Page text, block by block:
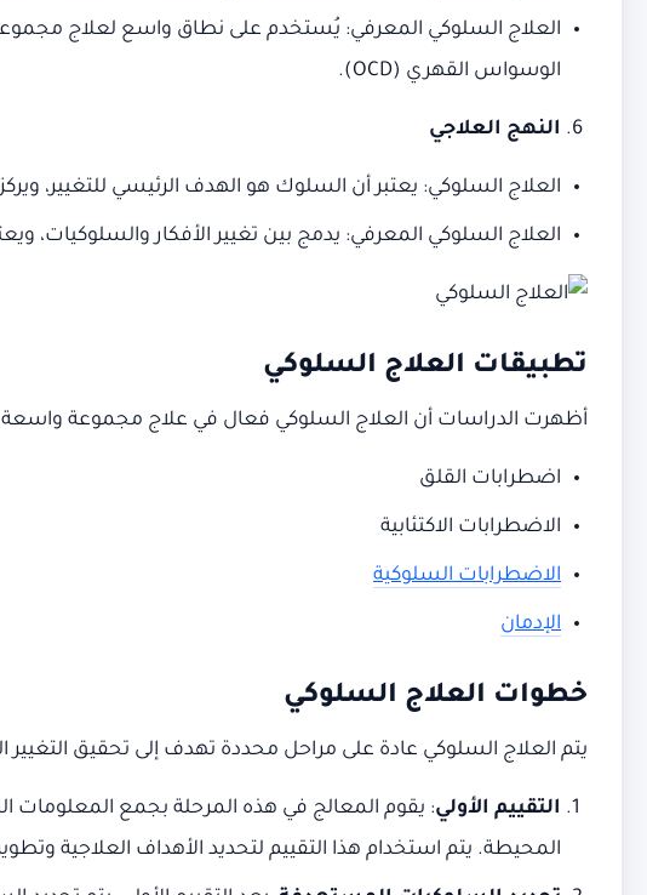
العلاج السلوكي المعرفي: يُستخدم على نطاق واسع لعلاج
الوسواس القهري (OCD).
النهج العلاجي
العلاج السلوكي: يعتبر أن السلوك هو الهدف الرئيسي للتغيير،
العلاج السلوكي المعرفي: يدمج بين تغيير الأفكار والسلوكيات،
تطبيقات العلاج السلوكي
أظهرت الدراسات أن العلاج السلوكي فعال في علاج مجموعة واسعة
اضطرابات القلق
الاضطرابات الاكتئابية
الاضطرابات السلوكية
الإدمان
خطوات العلاج السلوكي
يتم العلاج السلوكي عادة على مراحل محددة تهدف إلى تحقيق
التقييم الأولي: يقوم المعالج في هذه المرحلة بجمع المعلومات
المحيطة. يتم استخدام هذا التقييم لتحديد الأهداف العلاجية